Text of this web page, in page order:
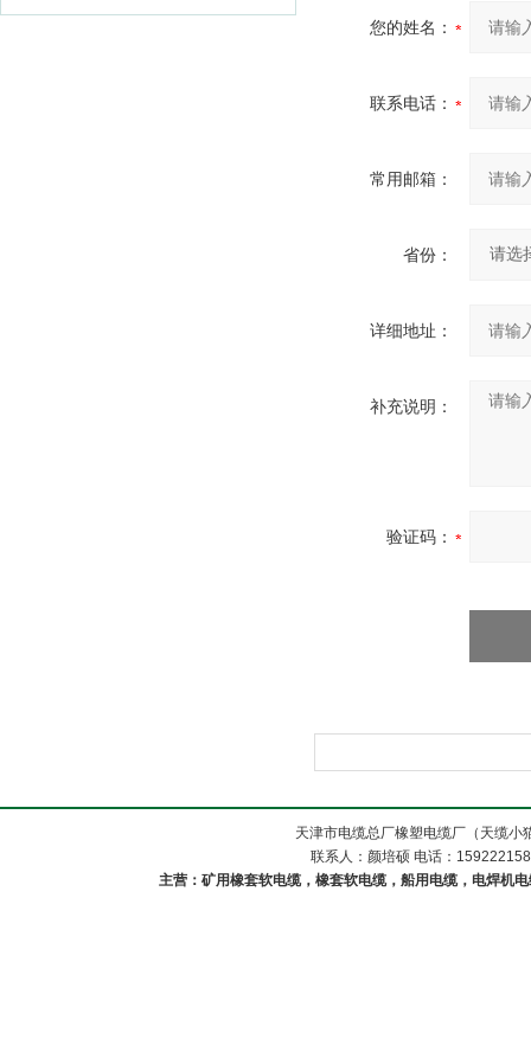
您的姓名：
联系电话：
常用邮箱：
省份：
详细地址：
补充说明：
验证码：
天津市电缆总厂橡塑电缆厂（天缆
联系人：颜培硕 电话：
主营：矿用橡套软电缆，橡套软电缆，船用电缆，电焊机